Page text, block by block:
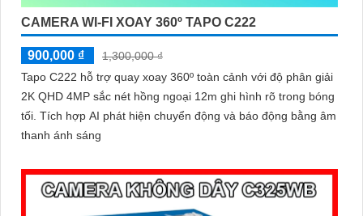
CAMERA WI-FI XOAY 360º TAPO C222
900,000 ₫
1,300,000 ₫
Tapo C222 hỗ trợ quay xoay 360º toàn cảnh với độ phân giải
2K QHD 4MP sắc nét hồng ngoại 12m ghi hình rõ trong bóng
tối. Tích hợp AI phát hiện chuyển động và báo động bằng âm
thanh ánh sáng